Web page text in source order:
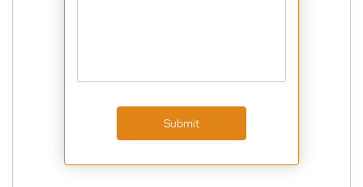
Submit